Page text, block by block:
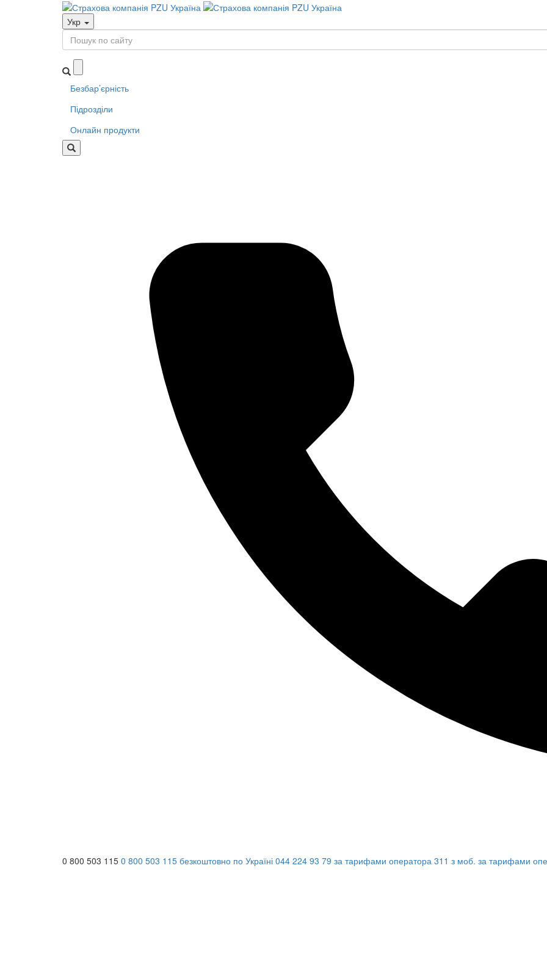
Укр
Безбар’єрність
Підрозділи
Онлайн продукти
0 800 503 115 0 800 503 115 безкоштовно по Україні 044 224 93 79 за тарифами оператора 311 з моб. за тарифами